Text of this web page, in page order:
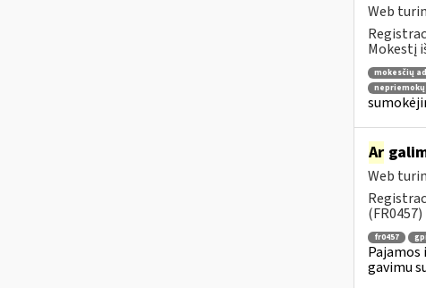
Web
Mokestį
mokesčių
Ar
Web
fr0457
Pajamos
gavimu